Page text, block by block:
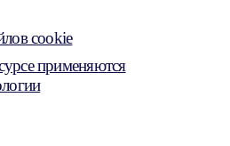
cookie
применяются